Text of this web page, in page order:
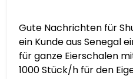
Gute Nachrichten für
ein Kunde aus Senegal
für ganze Eierschalen
1000 Stück/h für den